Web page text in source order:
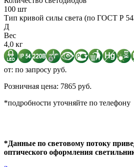
100 шт
Тип кривой силы света (по ГОСТ Р
Д
Вес
4,0 кг
от: по запросу руб.
Розничная цена: 7865 руб.
*подробности уточняйте по телефону
*Данные по световому потоку
оптического оформления